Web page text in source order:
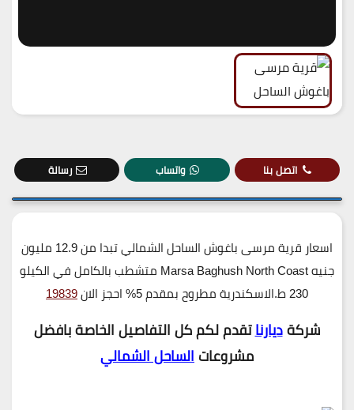
اتصل بنا واتساب رسالة
اسعار قرية مرسى باغوش الساحل الشمالي تبدا من 12.9 مليون
جنيه Marsa Baghush North Coast متشطب بالكامل في الكيلو
230 ط.الاسكندرية مطروح بمقدم 5% احجز الان
19839
شركةديارناتقدم لكم كل التفاصيل الخاصة بافضل
مشروعاتالساحل الشمالي